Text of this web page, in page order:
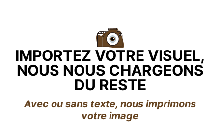
IMPORTEZ VOTRE VISUEL,
NOUS NOUS CHARGEONS
DU RESTE
Avec ou sans texte, nous imprimons
votre image